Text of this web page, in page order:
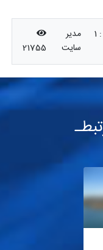
1
مدیر
سایت
21755